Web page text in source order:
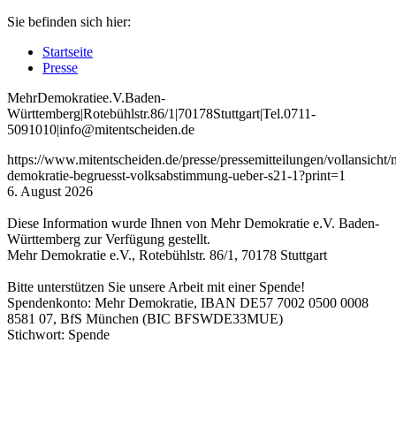
Sie befinden sich hier:
Startseite
Presse
MehrDemokratiee.V.Baden-
Württemberg|Rotebühlstr.86/1 |70178Stuttgart|Tel.0711-
5091010|info@mitentscheiden.de
https://www.mitentscheiden.de/presse/pressemitteilungen/vollansicht/
demokratie-begruesst-volksabstimmung-ueber-s21-1?print=1
6. August 2026
Diese Information wurde Ihnen von Mehr Demokratie e.V. Baden-
Württemberg zur Verfügung gestellt.
Mehr Demokratie e.V., Rotebühlstr. 86/1, 70178 Stuttgart
Bitte unterstützen Sie unsere Arbeit mit einer Spende!
Spendenkonto: Mehr Demokratie, IBAN DE57 7002 0500 0008
8581 07, BfS München (BIC BFSWDE33MUE)
Stichwort: Spende